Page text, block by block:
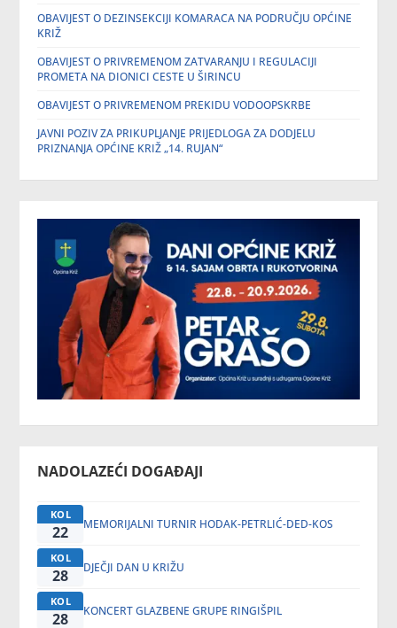
OBAVIJEST O DEZINSEKCIJI KOMARACA NA PODRUČJU OPĆINE
KRIŽ
OBAVIJEST O PRIVREMENOM ZATVARANJU I REGULACIJI
PROMETA NA DIONICI CESTE U ŠIRINCU
OBAVIJEST O PRIVREMENOM PREKIDU VODOOPSKRBE
JAVNI POZIV ZA PRIKUPLJANJE PRIJEDLOGA ZA DODJELU
PRIZNANJA OPĆINE KRIŽ „14. RUJAN“
NADOLAZEĆI DOGAĐAJI
KOL
22 MEMORIJALNI TURNIR HODAK-PETRLIĆ-DED-KOS
KOL
28 DJEČJI DAN U KRIŽU
KOL
28 KONCERT GLAZBENE GRUPE RINGIŠPIL